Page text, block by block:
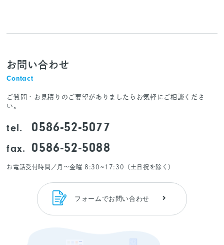
お問い合わせ
Contact
ご質問・お見積りのご要望がありましたらお気軽にご相談くださ
い。
tel. 0586-52-5077
fax. 0586-52-5088
お電話受付時間／月～金曜 8:30~17:30（土日祝を除く）
フォームでお問い合わせ